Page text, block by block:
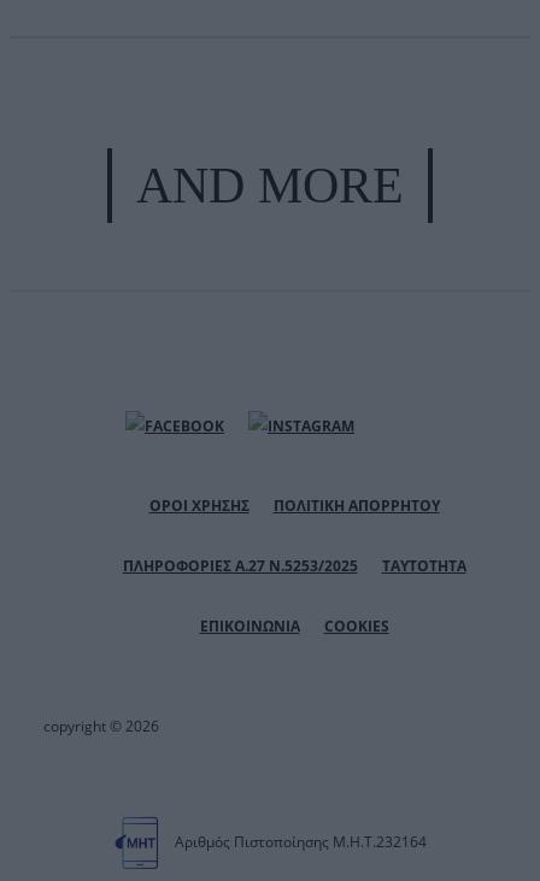
AND MORE
ΟΡΟΙ ΧΡΗΣΗΣ ΠΟΛΙΤΙΚΗ ΑΠΟΡΡΗΤΟΥ
ΠΛΗΡΟΦΟΡΙΕΣ Α.27 Ν.5253/2025 ΤΑΥΤΟΤΗΤΑ
ΕΠΙΚΟΙΝΩΝΙΑ COOKIES
copyright © 2026
Αριθμός Πιστοποίησης Μ.Η.Τ.232164